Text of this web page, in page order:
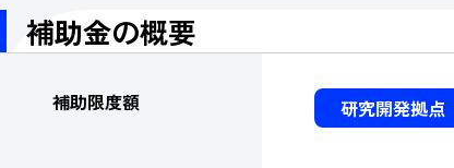
補助金の概要
補助限度額 研究開発拠点